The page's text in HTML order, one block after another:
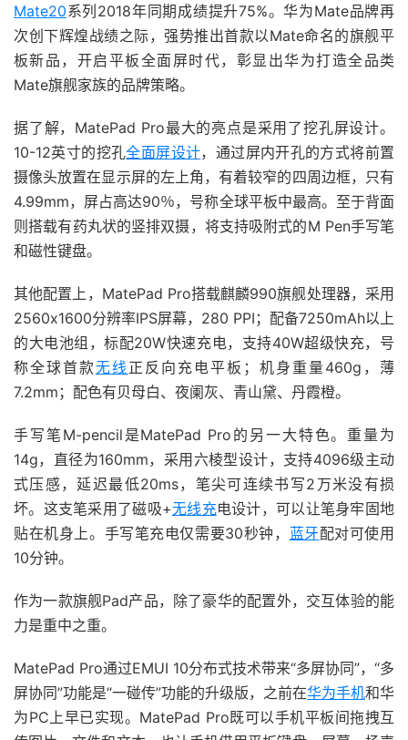
Mate20系列2018年同期成绩提升75%。华为Mate品牌再
次创下辉煌战绩之际，强势推出首款以Mate命名的旗舰平
板新品，开启平板全面屏时代，彰显出华为打造全品类
Mate旗舰家族的品牌策略。
据了解，MatePad Pro最大的亮点是采用了挖孔屏设计。
10-12英寸的挖孔全面屏设计，通过屏内开孔的方式将前置
摄像头放置在显示屏的左上角，有着较窄的四周边框，只有
4.99mm，屏占高达90％，号称全球平板中最高。至于背面
则搭载有药丸状的竖排双摄，将支持吸附式的M Pen手写笔
和磁性键盘。
其他配置上，MatePad Pro搭载麒麟990旗舰处理器，采用
2560x1600分辨率IPS屏幕，280 PPI；配备7250mAh以上
的大电池组，标配20W快速充电，支持40W超级快充，号
称全球首款无线 正反向充电平板；机身重量460g，薄
7.2mm；配色有贝母白、夜阑灰、青山黛、丹霞橙。
手写笔M-pencil是MatePad Pro的另一大特色。重量为
14g，直径为160mm，采用六棱型设计，支持4096级主动
式压感，延迟最低20ms，笔尖可连续书写2万米没有损
坏。这支笔采用了磁吸+无线充电设计，可以让笔身牢固地
贴在机身上。手写笔充电仅需要30秒钟， 蓝牙配对可使用
10分钟。
作为一款旗舰Pad产品，除了豪华的配置外，交互体验的能
力是重中之重。
MatePad Pro通过EMUI 10分布式技术带来“多屏协同”，“多
屏协同”功能是“一碰传”功能的升级版，之前在华为手机和华
为PC上早已实现。MatePad Pro既可以手机平板间拖拽互